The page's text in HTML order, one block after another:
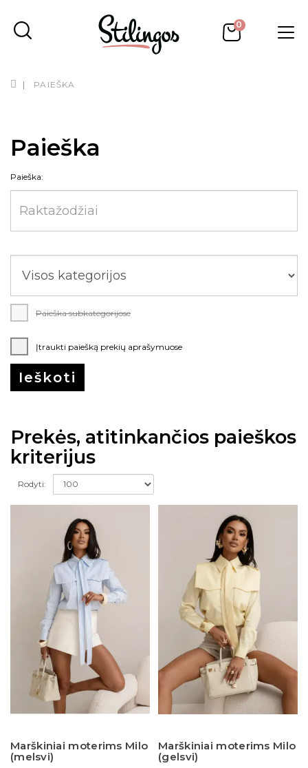
0
PAIEŠKA
Paieška
Paieška:
Paieška subkategorijose
Įtraukti paiešką prekių aprašymuose
Prekės, atitinkančios paieškos
kriterijus
Rodyti:
Marškiniai moterims Milo
(melsvi)
Marškiniai moterims Milo
(gelsvi)